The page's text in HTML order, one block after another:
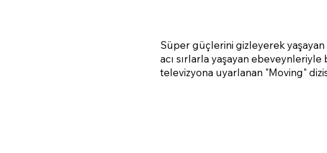
Süper güçlerini gizleyerek
acı sırlarla yaşayan
televizyona uyarlanan "Moving"